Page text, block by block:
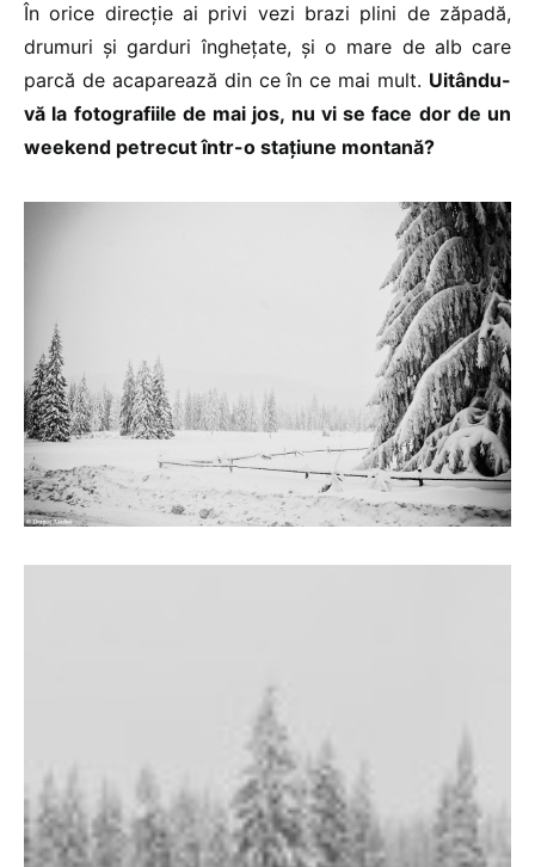
În orice direcție ai privi vezi brazi plini de zăpadă,
drumuri și garduri înghețate, și o mare de alb care
parcă de acaparează din ce în ce mai mult. Uitându-
vă la fotografiile de mai jos, nu vi se face dor de un
weekend petrecut într-o stațiune montană?